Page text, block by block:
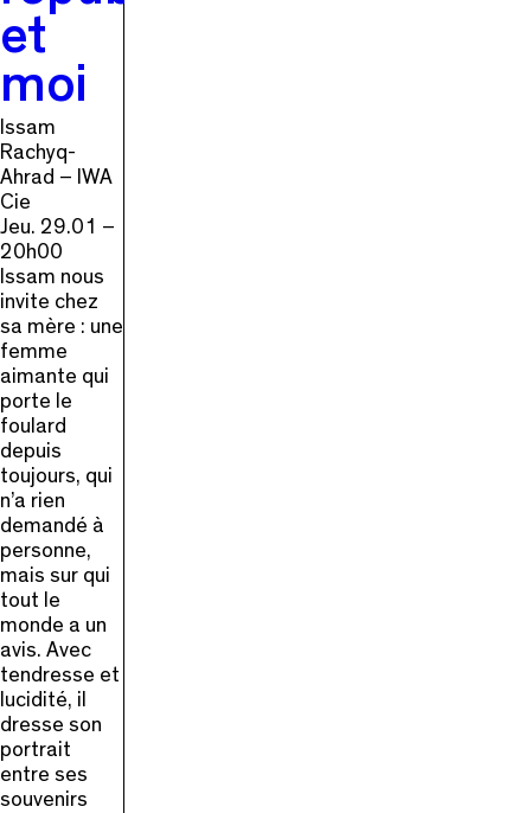
et
moi
Issam
Rachyq-
Ahrad – IWA
Cie
Jeu. 29.01 –
20h00
Issam nous
invite chez
sa mère : une
femme
aimante qui
porte le
foulard
depuis
toujours, qui
n’a rien
demandé à
personne,
mais sur qui
tout le
monde a un
avis. Avec
tendresse et
lucidité, il
dresse son
portrait
entre ses
souvenirs